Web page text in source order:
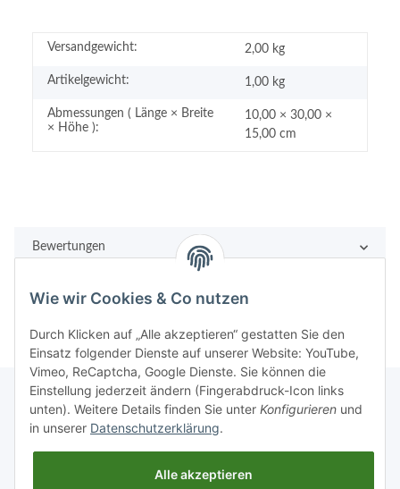
Versandgewicht: 2,00 kg
Artikelgewicht: 1,00 kg
Abmessungen ( Länge × Breite
× Höhe ):
10,00 × 30,00 ×
15,00 cm
Bewertungen
Rechtliches
Wie wir Cookies & Co nutzen
Durch Klicken auf „Alle akzeptieren“ gestatten Sie den
Einsatz folgender Dienste auf unserer Website: YouTube,
Vimeo, ReCaptcha, Google Dienste. Sie können die
Einstellung jederzeit ändern (Fingerabdruck-Icon links
unten). Weitere Details finden Sie unter Konfigurieren und
in unserer Datenschutzerklärung.
Alle akzeptieren